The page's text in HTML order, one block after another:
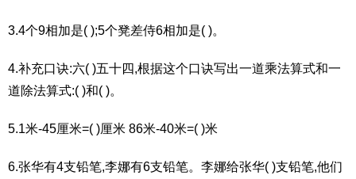
3.4个9相加是( );5个凳差侍6相加是( )。
4.补充口诀:六( )五十四,根据这个口诀写出一道乘法算式和一
道除法算式:( )和( )。
5.1米-45厘米=( )厘米 86米-40米=( )米
6.张华有4支铅笔,李娜有6支铅笔。李娜给张华( )支铅笔,他们